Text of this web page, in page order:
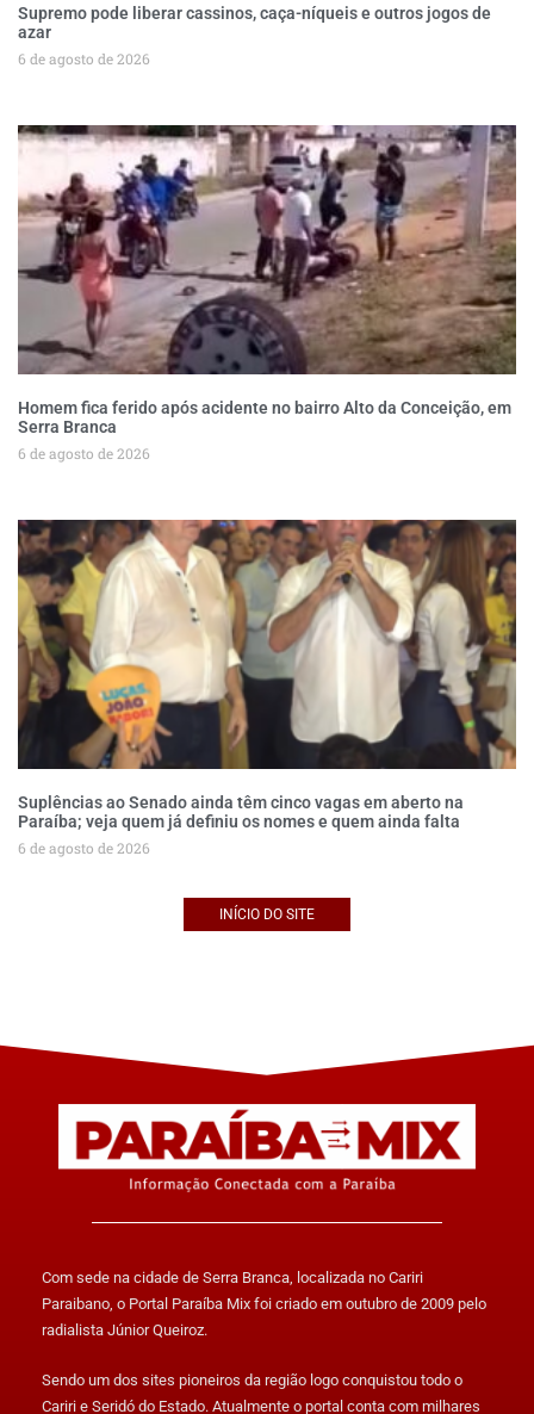
Supremo pode liberar cassinos, caça-níqueis e outros jogos de
azar
6 de agosto de 2026
Homem fica ferido após acidente no bairro Alto da Conceição, em
Serra Branca
6 de agosto de 2026
Suplências ao Senado ainda têm cinco vagas em aberto na
Paraíba; veja quem já definiu os nomes e quem ainda falta
6 de agosto de 2026
INÍCIO DO SITE
Com sede na cidade de Serra Branca, localizada no Cariri
Paraibano, o Portal Paraíba Mix foi criado em outubro de 2009 pelo
radialista Júnior Queiroz.
Sendo um dos sites pioneiros da região logo conquistou todo o
Cariri e Seridó do Estado. Atualmente o portal conta com milhares